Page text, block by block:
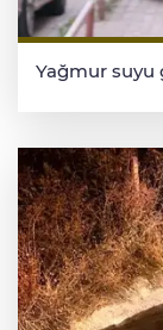
Yağmur suyu